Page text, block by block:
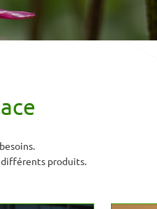
différents produits.